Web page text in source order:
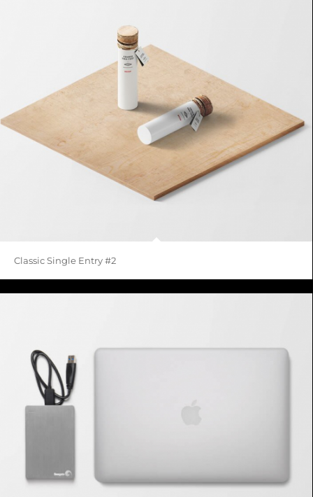
Classic Single Entry #2